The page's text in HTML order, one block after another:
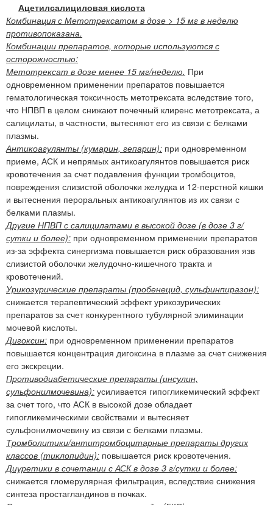
Ацетилсалициловая кислота
Комбинация с Метотрексатом в дозе > 15 мг в неделю
противопоказана.
Комбинации препаратов, которые используются с
осторожностью:
Метотрексат в дозе менее 15 мг/неделю. При
одновременном применении препаратов повышается
гематологическая токсичность метотрексата вследствие того,
что НПВП в целом снижают почечный клиренс метотрексата, а
салицилаты, в частности, вытесняют его из связи с белками
плазмы.
Антикоагулянты (кумарин, гепарин): при одновременном
приеме, АСК и непрямых антикоагулянтов повышается риск
кровотечения за счет подавления функции тромбоцитов,
повреждения слизистой оболочки желудка и 12-перстной кишки
и вытеснения пероральных антикоагулянтов из их связи с
белками плазмы.
Другие НПВП с салицилатами в высокой дозе (в дозе 3 г/
сутки и более): при одновременном применении препаратов
из-за эффекта синергизма повышается риск образования язв
слизистой оболочки желудочно-кишечного тракта и
кровотечений.
Урикозурические препараты (пробенецид, сульфинпиразон):
снижается терапевтический эффект урикозурических
препаратов за счет конкурентного тубулярной элиминации
мочевой кислоты.
Дигоксин: при одновременном применении препаратов
повышается концентрация дигоксина в плазме за счет снижения
его экскреции.
Противодиабетические препараты (инсулин,
сульфонилмочевина): усиливается гипогликемический эффект
за счет того, что АСК в высокой дозе обладает
гипогликемическими свойствами и вытесняет
сульфонилмочевину из связи с белками плазмы.
Тромболитики/антитромбоцитарные препараты других
классов (тиклопидин): повышается риск кровотечения.
Диуретики в сочетании с АСК в дозе 3 г/сутки и более:
снижается гломерулярная фильтрация, вследствие снижения
синтеза простагландинов в почках.